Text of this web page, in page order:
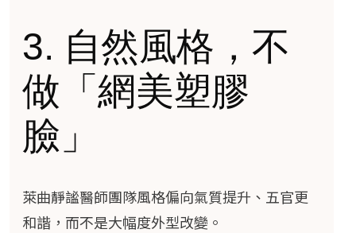
3. 自然風格，不
做「網美塑膠
臉」
萊曲靜謐醫師團隊風格偏向氣質提升、五官更
和諧，而不是大幅度外型改變。